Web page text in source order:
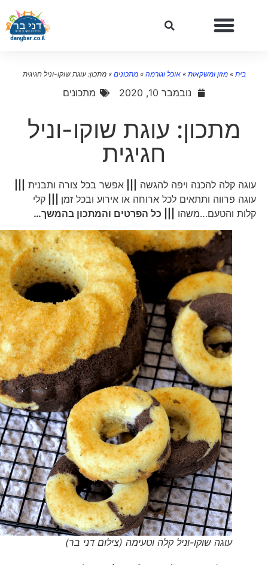
»מזון ומשקאות»אוכל וגורמה»מתכונים»מתכון: עוגת שוקו-וניל חגיגית
נובמבר 10, 2020 מתכונים
מתכון: עוגת שוקו-וניל
חגיגית
עוגה קלה להכנה ויפה להגשה||| אפשר בכל צורה ותבנית|||
עוגה פרווה ותתאים לכל ארוחה או אירוע ובכל זמן |||
קלי
קלות והטעם…משהו||| כל הפרטים והמתכון בהמשך…
עוגה שוקו-וניל קלה וטעימה (צילום דני בר)